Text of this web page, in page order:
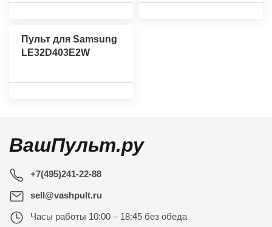
Пульт для Samsung
LE32D403E2W
ВашПульт.ру
+7(495)241-22-88
sell@vashpult.ru
Часы работы 10:00 – 18:45 без обеда